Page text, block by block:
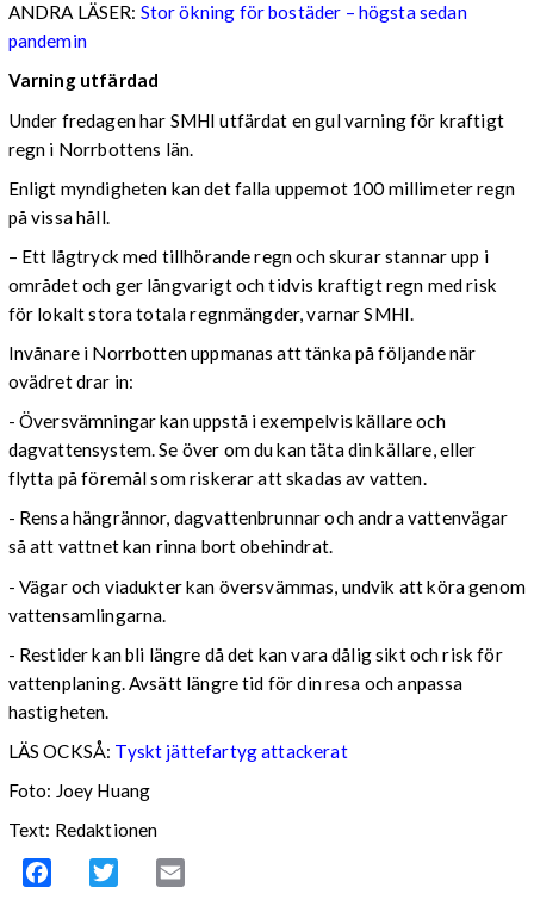
ANDRA LÄSER: Stor ökning för bostäder – högsta sedan
pandemin
Varning utfärdad
Under fredagen har SMHI utfärdat en gul varning för kraftigt
regn i Norrbottens län.
Enligt myndigheten kan det falla uppemot 100 millimeter regn
på vissa håll.
– Ett lågtryck med tillhörande regn och skurar stannar upp i
området och ger långvarigt och tidvis kraftigt regn med risk
för lokalt stora totala regnmängder, varnar SMHI.
Invånare i Norrbotten uppmanas att tänka på följande när
ovädret drar in:
- Översvämningar kan uppstå i exempelvis källare och
dagvattensystem. Se över om du kan täta din källare, eller
flytta på föremål som riskerar att skadas av vatten.
- Rensa hängrännor, dagvattenbrunnar och andra vattenvägar
så att vattnet kan rinna bort obehindrat.
- Vägar och viadukter kan översvämmas, undvik att köra genom
vattensamlingarna.
- Restider kan bli längre då det kan vara dålig sikt och risk för
vattenplaning. Avsätt längre tid för din resa och anpassa
hastigheten.
LÄS OCKSÅ: Tyskt jättefartyg attackerat
Foto: Joey Huang
Text: Redaktionen
Facebook Twitter